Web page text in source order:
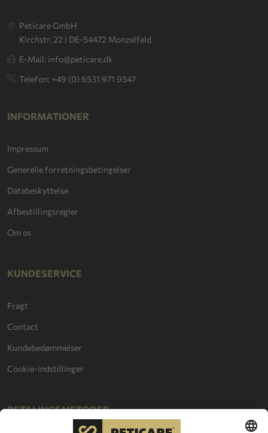
Peticare GmbH
Kirchstr. 22 | DE-54472 Monzelfeld
E-Mail: info@peticare.dk
Telefon: +49 (0) 6531 971 9347
INFORMATIONER
Impressum
Generelle forretningsbetingelser
Databeskyttelse
Afbestillingsregler
Om os
KUNDESERVICE
Fragt
Contact
Kundebedømmelser
Cookie-indstillinger
BETALINGSMETODER